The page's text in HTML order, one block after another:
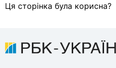
Ця сторінка була корисна?